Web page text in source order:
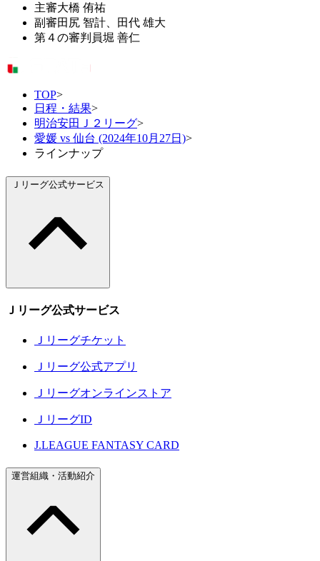
主審大橋 侑祐
副審田尻 智計、田代 雄大
第４の審判員堀 善仁
TOP>
日程・結果>
明治安田Ｊ２リーグ>
愛媛 vs 仙台 (2024年10月27日)>
ラインナップ
Ｊリーグ公式サービス
Ｊリーグ公式サービス
Ｊリーグチケット
Ｊリーグ公式アプリ
Ｊリーグオンラインストア
ＪリーグID
J.LEAGUE FANTASY CARD
運営組織・活動紹介